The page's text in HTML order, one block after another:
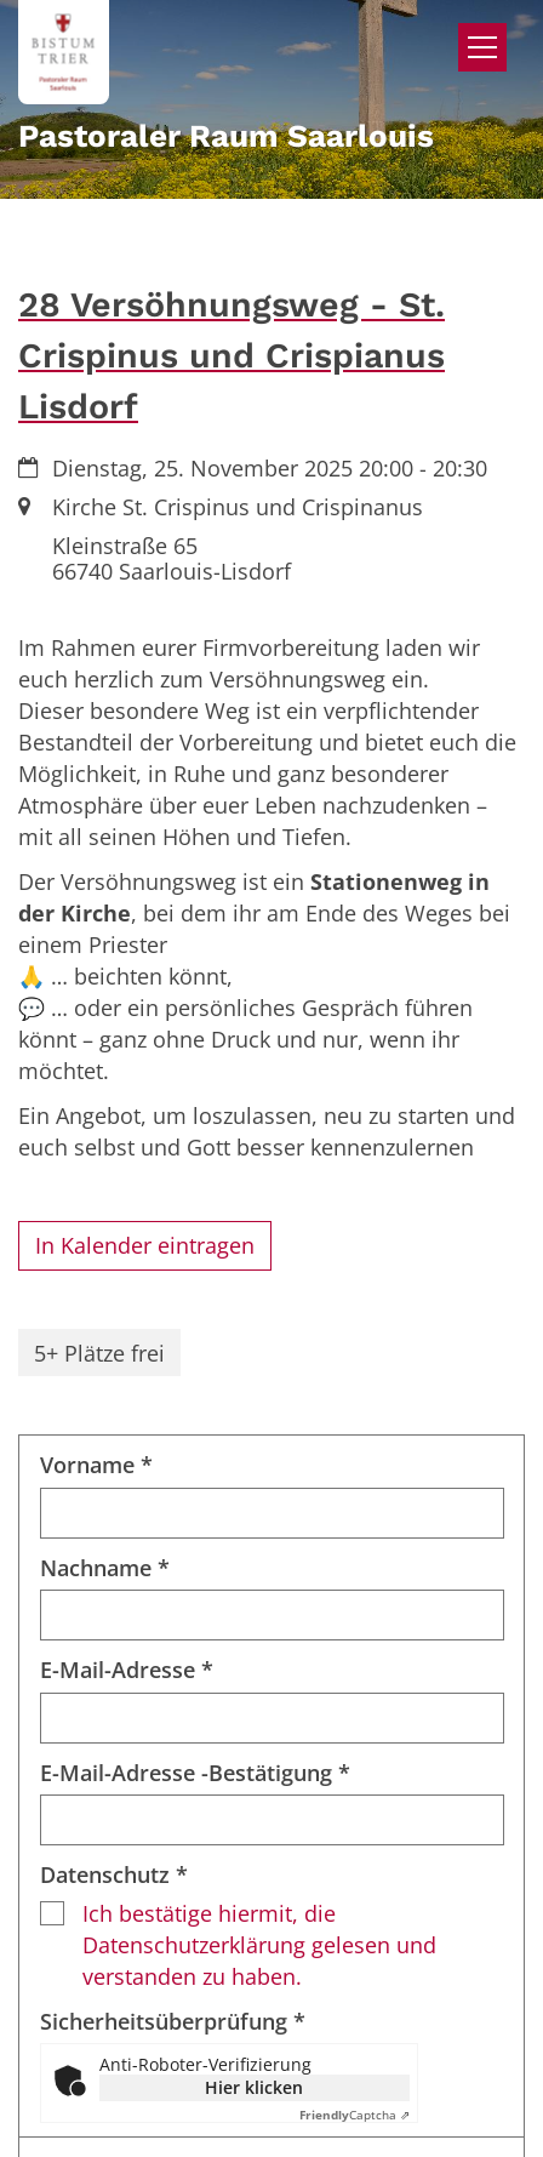
Zum Inhalt springen
Pastoraler Raum Saarlouis
28 Versöhnungsweg - St.
Crispinus und Crispianus
Lisdorf
Datum:Dienstag, 25. November 2025 20:00 - 20:30
Ort:Kirche St. Crispinus und Crispinanus
Kleinstraße 65
66740Saarlouis-Lisdorf
Im Rahmen eurer Firmvorbereitung laden wir
euch herzlich zum Versöhnungsweg ein.
Dieser besondere Weg ist ein verpflichtender
Bestandteil der Vorbereitung und bietet euch die
Möglichkeit, in Ruhe und ganz besonderer
Atmosphäre über euer Leben nachzudenken –
mit all seinen Höhen und Tiefen.
Der Versöhnungsweg ist ein Stationenweg in
der Kirche, bei dem ihr am Ende des Weges bei
einem Priester
🙏 … beichten könnt,
💬 … oder ein persönliches Gespräch führen
könnt – ganz ohne Druck und nur, wenn ihr
möchtet.
Ein Angebot, um loszulassen, neu zu starten und
euch selbst und Gott besser kennenzulernen
In Kalender eintragen
5+ Plätze frei
Vorname *
Nachname *
E-Mail-Adresse *
E-Mail-Adresse -Bestätigung *
Datenschutz *
Ich bestätige hiermit, die
Datenschutzerklärung gelesen und
verstanden zu haben.
Sicherheitsüberprüfung *
Anti-Roboter-Verifizierung
Hier klicken
FriendlyCaptcha ⇗